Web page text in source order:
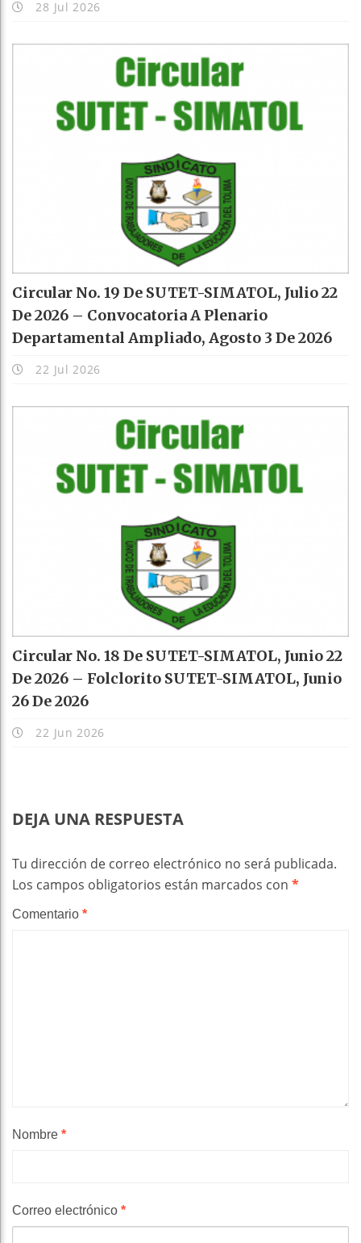
28 Jul 2026
Circular No. 19 De SUTET-SIMATOL, Julio 22
De 2026 – Convocatoria A Plenario
Departamental Ampliado, Agosto 3 De 2026
22 Jul 2026
Circular No. 18 De SUTET-SIMATOL, Junio 22
De 2026 – Folclorito SUTET-SIMATOL, Junio
26 De 2026
22 Jun 2026
DEJA UNA RESPUESTA
Tu dirección de correo electrónico no será publicada.
Los campos obligatorios están marcados con *
Comentario *
Nombre *
Correo electrónico *